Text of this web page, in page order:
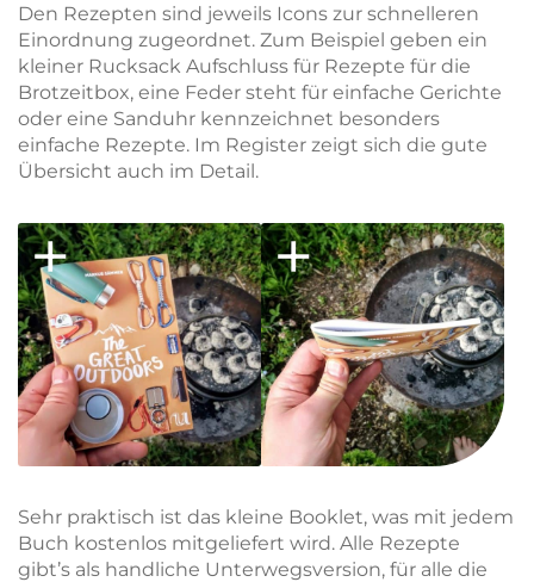
Den Rezepten sind jeweils Icons zur schnelleren
Einordnung zugeordnet. Zum Beispiel geben ein
kleiner Rucksack Aufschluss für Rezepte für die
Brotzeitbox, eine Feder steht für einfache Gerichte
oder eine Sanduhr kennzeichnet besonders
einfache Rezepte. Im Register zeigt sich die gute
Übersicht auch im Detail.
Sehr praktisch ist das kleine Booklet, was mit jedem
Buch kostenlos mitgeliefert wird. Alle Rezepte
gibt’s als handliche Unterwegsversion, für alle die